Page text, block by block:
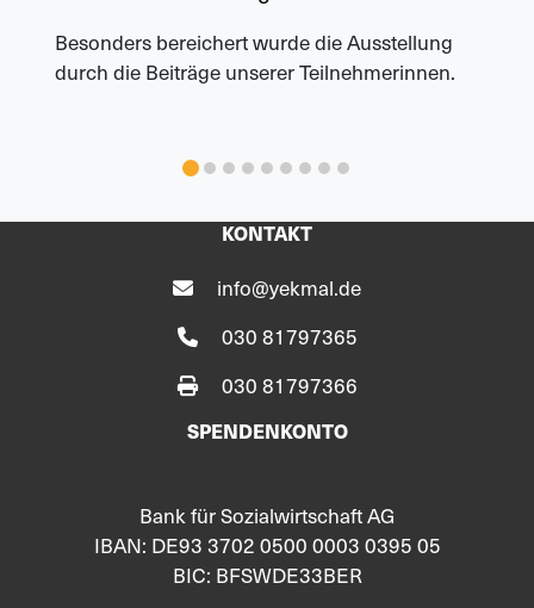
Besonders bereichert wurde die Ausstellung
durch die Beiträge unserer Teilnehmerinnen.
KONTAKT
info@yekmal.de
030 81797365
030 81797366
SPENDENKONTO
Bank für Sozialwirtschaft AG
IBAN: DE93 3702 0500 0003 0395 05
BIC: BFSWDE33BER